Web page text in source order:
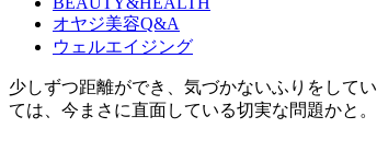
オヤジ美容Q&A
ウェルエイジング
少しずつ距離ができ、気づかないふりをして
ては、今まさに直面している切実な問題かと。